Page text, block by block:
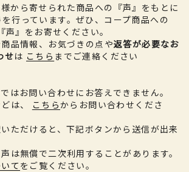
から寄せられた商品への『声』をもとに
行っています。 ぜひ、コープ商品への
『声』をお寄せください。
品情報、お気づきの点や返答が必要なお
せは こちら までご連絡ください
はお問い合わせにお答えできません。
は、
こちらからお問い合わせくださ
ただけると、下記ボタンから送信が出来
は無償で二次利用することがあります。
て をご覧ください。